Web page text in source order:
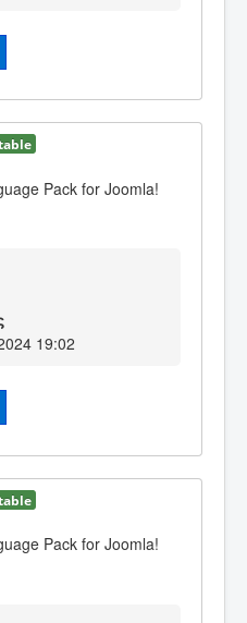
Pack for Joomla!
19:02
Pack for Joomla!